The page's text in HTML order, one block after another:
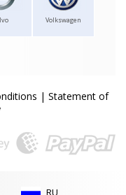
Volkswagen
| Statement of
RU